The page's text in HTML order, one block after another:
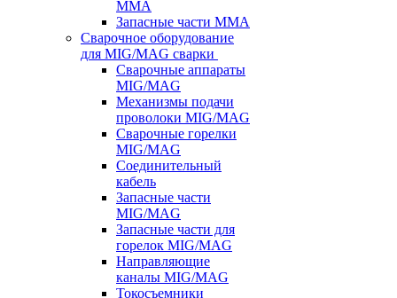
MMA
Запасные части MMA
Сварочное оборудование
для MIG/MAG сварки
Сварочные аппараты
MIG/MAG
Механизмы подачи
проволоки MIG/MAG
Сварочные горелки
MIG/MAG
Соединительный
кабель
Запасные части
MIG/MAG
Запасные части для
горелок MIG/MAG
Направляющие
каналы MIG/MAG
Токосъемники